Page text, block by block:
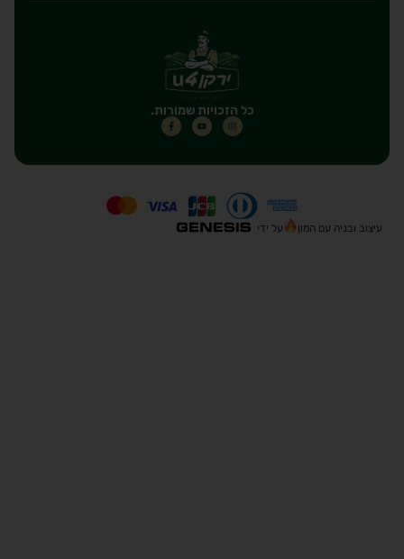
כל הזכויות שמורות.
עיצוב ובניה עם המון על ידי